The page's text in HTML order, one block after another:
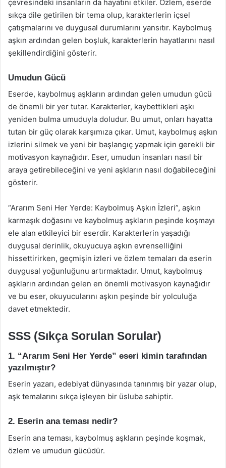
çevresindeki insanların da hayatını etkiler. Özlem, eserde
sıkça dile getirilen bir tema olup, karakterlerin içsel
çatışmalarını ve duygusal durumlarını yansıtır. Kaybolmuş
aşkın ardından gelen boşluk, karakterlerin hayatlarını nasıl
şekillendirdiğini gösterir.
Umudun Gücü
Eserde, kaybolmuş aşkların ardından gelen umudun gücü
de önemli bir yer tutar. Karakterler, kaybettikleri aşkı
yeniden bulma umuduyla doludur. Bu umut, onları hayatta
tutan bir güç olarak karşımıza çıkar. Umut, kaybolmuş aşkın
izlerini silmek ve yeni bir başlangıç yapmak için gerekli bir
motivasyon kaynağıdır. Eser, umudun insanları nasıl bir
araya getirebileceğini ve yeni aşkların nasıl doğabileceğini
gösterir.
“Ararım Seni Her Yerde: Kaybolmuş Aşkın İzleri”, aşkın
karmaşık doğasını ve kaybolmuş aşkların peşinde koşmayı
ele alan etkileyici bir eserdir. Karakterlerin yaşadığı
duygusal derinlik, okuyucuya aşkın evrenselliğini
hissettirirken, geçmişin izleri ve özlem temaları da eserin
duygusal yoğunluğunu artırmaktadır. Umut, kaybolmuş
aşkların ardından gelen en önemli motivasyon kaynağıdır
ve bu eser, okuyucularını aşkın peşinde bir yolculuğa
davet etmektedir.
SSS (Sıkça Sorulan Sorular)
1. “Ararım Seni Her Yerde” eseri kimin tarafından
yazılmıştır?
Eserin yazarı, edebiyat dünyasında tanınmış bir yazar olup,
aşk temalarını sıkça işleyen bir üsluba sahiptir.
2. Eserin ana teması nedir?
Eserin ana teması, kaybolmuş aşkların peşinde koşmak,
özlem ve umudun gücüdür.